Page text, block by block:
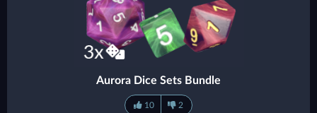
Aurora Dice Sets Bundle
10 2